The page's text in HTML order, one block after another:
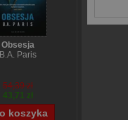
Obsesja
B.A. Paris
54,39 zł
43,71 zł